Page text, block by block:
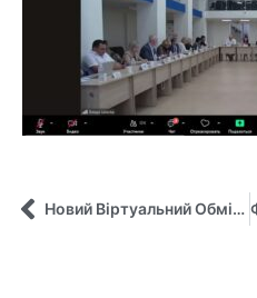
Новий Віртуальний Обмін COIL Розпочато